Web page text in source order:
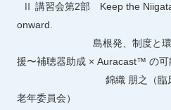
Ⅱ 講習会第2部 Keep the
onward.
島根発、制度と環境の
援〜補聴器助成 × Auracast™ の可
錦織 朋之（臨床耳鼻
老年委員会）